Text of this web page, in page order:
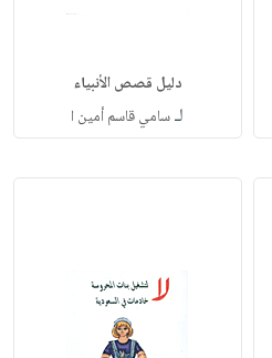
دليل قصص الأنبياء
لـسامي قاسم أمين ا